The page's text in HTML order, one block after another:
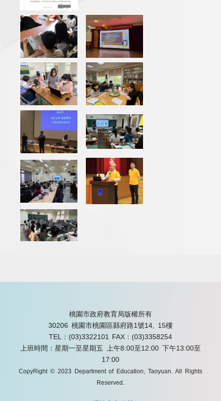
桃園市政府教育局版權所有
30206 桃園市桃園區縣府路1號14, 15樓
TEL：(03)3322101 FAX：(03)3358254
上班時間：星期一至星期五 上午8:00至12:00 下午13:00至
17:00
CopyRight © 2023 Department of Education, Taoyuan. All Rights
Reserved.